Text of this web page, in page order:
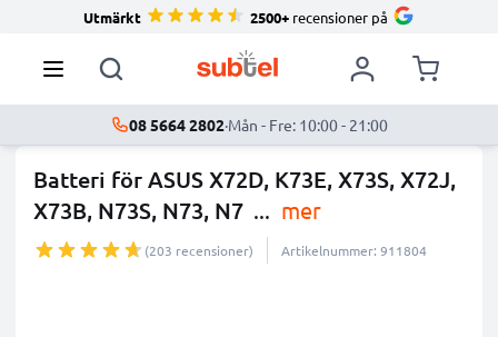
Utmärkt 2500+ recensioner på
08 5664 2802·Mån - Fre: 10:00 - 21:00
Batteri för ASUS X72D, K73E, X73S, X72J,
X73B, N73S, N73, N7 ... mer
(203 recensioner) Artikelnummer: 911804